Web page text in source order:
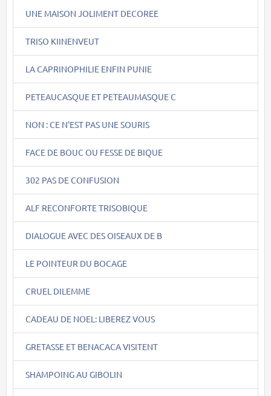
UNE MAISON JOLIMENT DECOREE
TRISO KIINENVEUT
LA CAPRINOPHILIE ENFIN PUNIE
PETEAUCASQUE ET PETEAUMASQUE C
NON : CE N'EST PAS UNE SOURIS
FACE DE BOUC OU FESSE DE BIQUE
302 PAS DE CONFUSION
ALF RECONFORTE TRISOBIQUE
DIALOGUE AVEC DES OISEAUX DE B
LE POINTEUR DU BOCAGE
CRUEL DILEMME
CADEAU DE NOEL: LIBEREZ VOUS
GRETASSE ET BENACACA VISITENT
SHAMPOING AU GIBOLIN